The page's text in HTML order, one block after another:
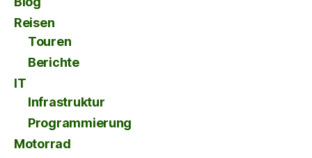
Reisen
Touren
Berichte
IT
Infrastruktur
Programmierung
Motorrad